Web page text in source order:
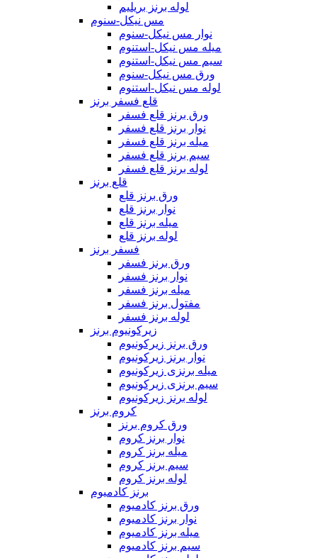
لوله برنز بریلیم
مس نیکل-سنوم
نوار مس نیکل-سنوم
میله مس نیکل-استنوم
سیم مس نیکل-استنوم
ورق مس نیکل-سنوم
لوله مس نیکل-استنوم
قلع فسفر برنز
ورق برنز قلع فسفر
نوار برنز قلع فسفر
میله برنز قلع فسفر
سیم برنز قلع فسفر
لوله برنز قلع فسفر
قلع برنز
ورق برنز قلع
نوار برنز قلع
میله برنز قلع
لوله برنز قلع
فسفر برنز
ورق برنز فسفر
نوار برنز فسفر
میله برنز فسفر
مفتول برنز فسفر
لوله برنز فسفر
زیرکونیوم برنز
ورق برنز زیرکونیوم
نوار برنز زیرکونیوم
میله برنزی زیرکونیوم
سیم برنزی زیرکونیوم
لوله برنز زیرکونیوم
کروم برنز
ورق کروم برنز
نوار برنز کروم
میله برنز کروم
سیم برنز کروم
لوله برنز کروم
برنز کادمیوم
ورق برنز کادمیوم
نوار برنز کادمیوم
میله برنز کادمیوم
سیم برنز کادمیوم